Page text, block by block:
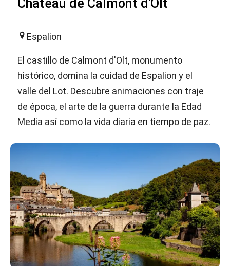
Château de Calmont d'Olt
Espalion
El castillo de Calmont d'Olt, monumento
histórico, domina la cuidad de Espalion y el
valle del Lot. Descubre animaciones con traje
de época, el arte de la guerra durante la Edad
Media así como la vida diaria en tiempo de paz.